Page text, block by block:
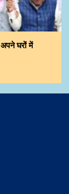
घरों में